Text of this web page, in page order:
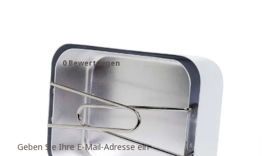
2er-Set
0 Bewertungen
15,00€
Benachrichtigung bei wieder verfügbarem Artikel
abonnieren